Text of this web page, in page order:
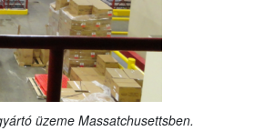
üzeme Massatchusettsben.